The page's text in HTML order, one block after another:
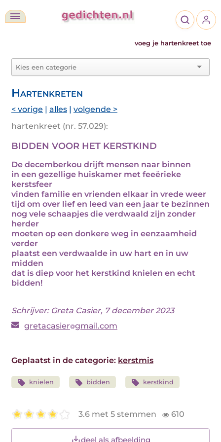
voeg je hartenkreet toe
Hartenkreten
< vorige | alles | volgende >
hartenkreet (nr. 57.029):
BIDDEN VOOR HET KERSTKIND
De decemberkou drijft mensen naar binnen
in een gezellige huiskamer met feeërieke
kerstsfeer
vinden familie en vrienden elkaar in vrede weer
tijd om over lief en leed van een jaar te bezinnen
nog vele schaapjes die verdwaald zijn zonder
herder
moeten op een donkere weg in eenzaamheid
verder
plaatst een verdwaalde in uw hart en in uw
midden
dat is diep voor het kerstkind knielen en echt
bidden!
Schrijver: Greta Casier, 7 december 2023
gretacasier gmail.com
Geplaatst in de categorie: kerstmis
knielen bidden kerstkind
3.6 met 5 stemmen 610
deel als afbeelding